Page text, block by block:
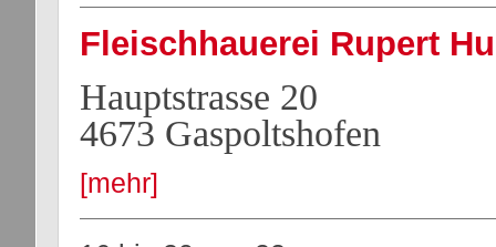
Fleischhauerei Rupert
Hauptstrasse 20
4673 Gaspoltshofen
[mehr]